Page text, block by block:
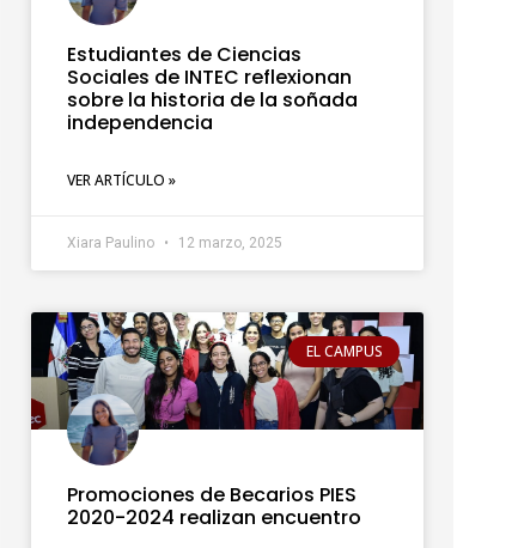
Estudiantes de Ciencias
Sociales de INTEC reflexionan
sobre la historia de la soñada
independencia
VER ARTÍCULO »
Xiara Paulino 12 marzo, 2025
EL CAMPUS
Promociones de Becarios PIES
2020-2024 realizan encuentro